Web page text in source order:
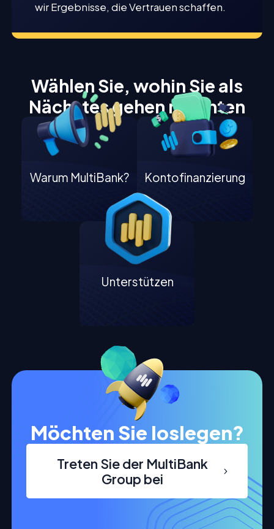
wir Ergebnisse, die Vertrauen schaffen.
Wählen Sie, wohin Sie als
Nächstes gehen möchten
Warum MultiBank? Kontofinanzierung
Unterstützen
Möchten Sie loslegen?
Treten Sie der MultiBank
Group bei